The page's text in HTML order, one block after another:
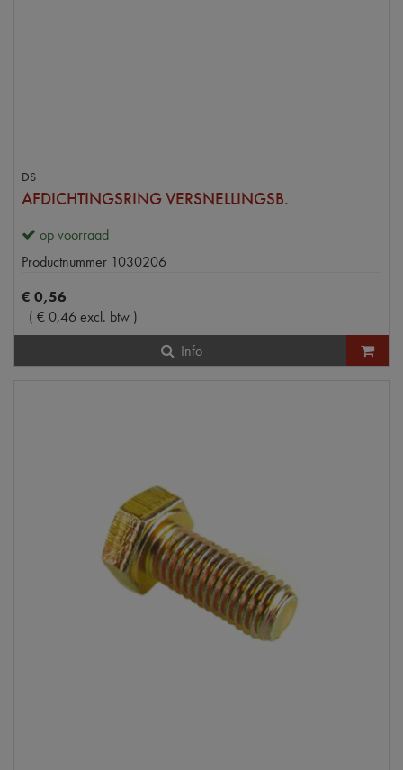
DS
AFDICHTINGSRING VERSNELLINGSB.
op voorraad
Productnummer 1030206
€ 0,56
( €0,46 excl. btw )
Info